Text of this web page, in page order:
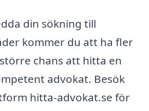
din sökning till
kommer du att ha fler
chans att hitta en
advokat. Besök
hitta-advokat.se för